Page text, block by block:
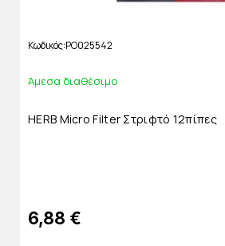
Κωδικός PO025542
Άμεσα διαθέσιμο
HERB Micro Filter Στριφτό 12πίπες
6,88 €